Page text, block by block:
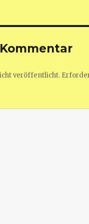
veröffentlicht.